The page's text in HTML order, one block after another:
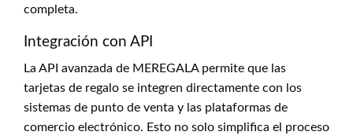
completa.
Integración con API
La API avanzada de MEREGALA permite que las
tarjetas de regalo se integren directamente con los
sistemas de punto de venta y las plataformas de
comercio electrónico. Esto no solo simplifica el proceso